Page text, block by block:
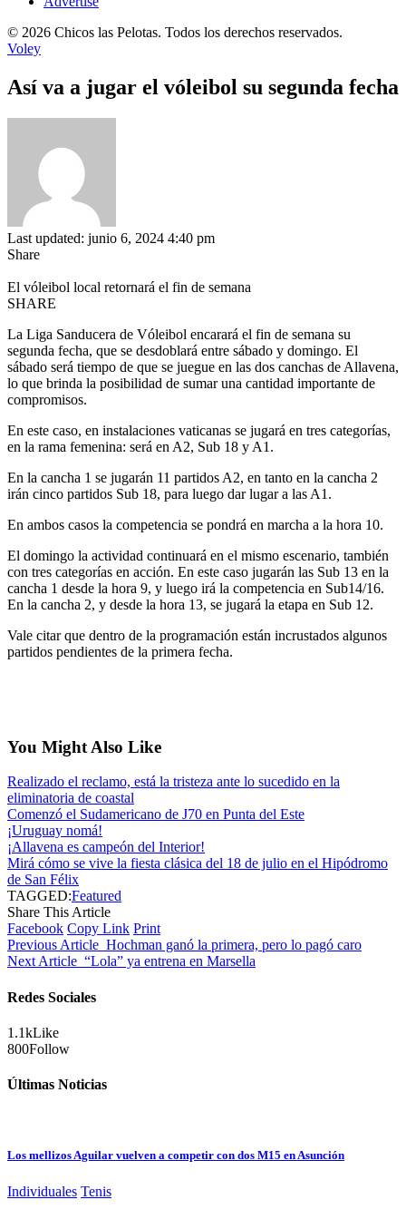
© 2026 Chicos las Pelotas. Todos los derechos reservados.
Voley
Así va a jugar el vóleibol su segunda fecha
Last updated: junio 6, 2024 4:40 pm
Share
El vóleibol local retornará el fin de semana
SHARE
La Liga Sanducera de Vóleibol encarará el fin de semana su
segunda fecha, que se desdoblará entre sábado y domingo. El
sábado será tiempo de que se juegue en las dos canchas de Allavena,
lo que brinda la posibilidad de sumar una cantidad importante de
compromisos.
En este caso, en instalaciones vaticanas se jugará en tres categorías,
en la rama femenina: será en A2, Sub 18 y A1.
En la cancha 1 se jugarán 11 partidos A2, en tanto en la cancha 2
irán cinco partidos Sub 18, para luego dar lugar a las A1.
En ambos casos la competencia se pondrá en marcha a la hora 10.
El domingo la actividad continuará en el mismo escenario, también
con tres categorías en acción. En este caso jugarán las Sub 13 en la
cancha 1 desde la hora 9, y luego irá la competencia en Sub14/16.
En la cancha 2, y desde la hora 13, se jugará la etapa en Sub 12.
Vale citar que dentro de la programación están incrustados algunos
partidos pendientes de la primera fecha.
You Might Also Like
Realizado el reclamo, está la tristeza ante lo sucedido en la
eliminatoria de coastal
Comenzó el Sudamericano de J70 en Punta del Este
¡Uruguay nomá!
¡Allavena es campeón del Interior!
Mirá cómo se vive la fiesta clásica del 18 de julio en el Hipódromo
de San Félix
TAGGED:Featured
Share This Article
Facebook Copy Link Print
Previous Article Hochman ganó la primera, pero lo pagó caro
Next Article “Lola” ya entrena en Marsella
Redes Sociales
1.1kLike
800Follow
Últimas Noticias
Los mellizos Aguilar vuelven a competir con dos M15 en Asunción
Individuales Tenis